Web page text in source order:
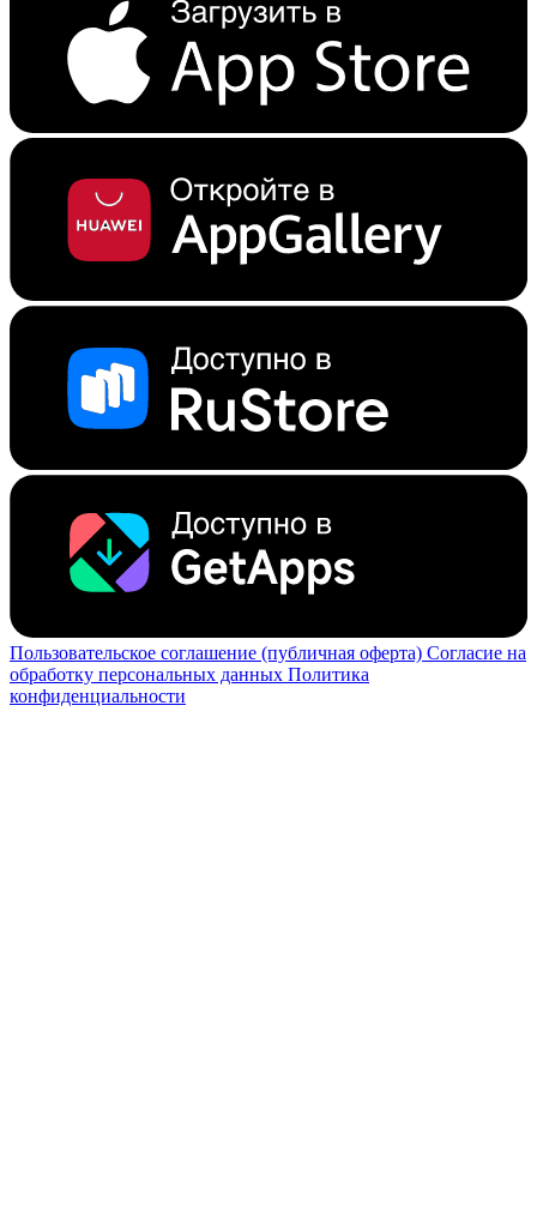
Пользовательское соглашение (публичная оферта) Согласие на
обработку персональных данных Политика
конфиденциальности